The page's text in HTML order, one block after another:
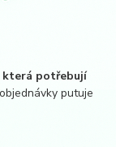
která potřebují
putuje